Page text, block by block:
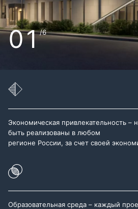
01/6
Экономическая привлекательность –
быть реализованы в любом
регионе России, за счет своей
Образовательная среда – каждый